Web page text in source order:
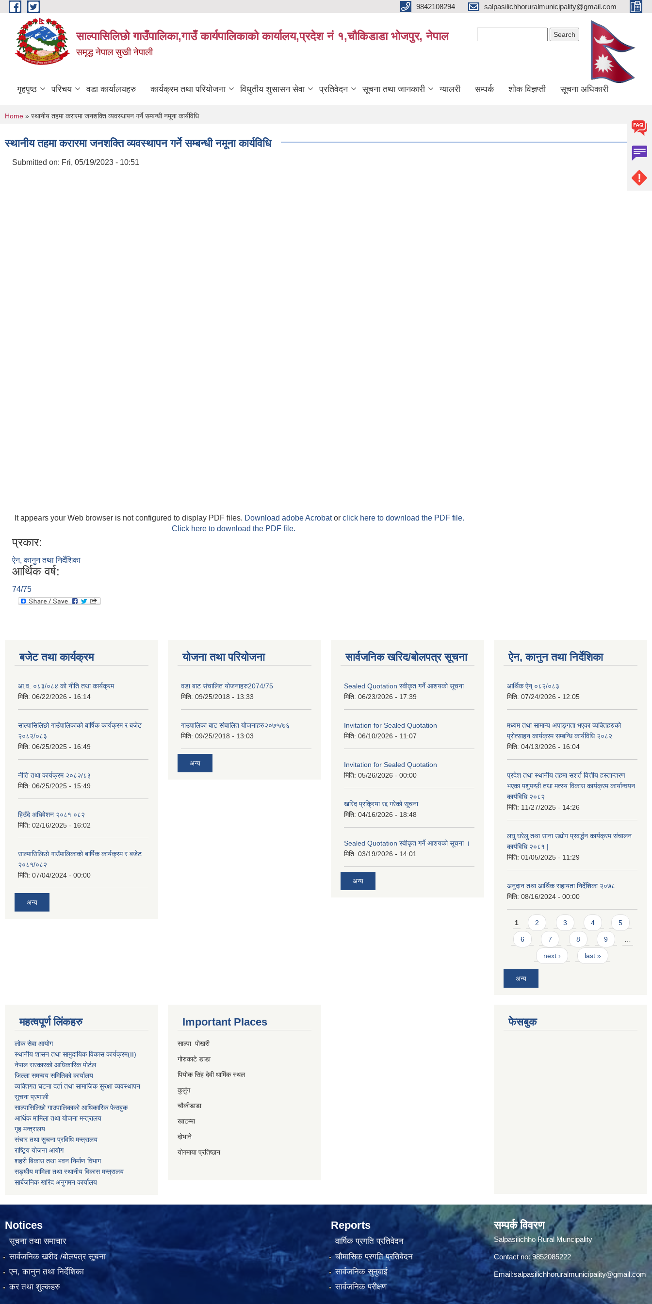
Skip to main content 9842108294 salpasilichhoruralmunicipality@gmail.com
साल्पासिलिछो गाउँपालिका,गाउँ कार्यपालिकाको कार्यालय,प्रदेश नं १,चौकिडाडा भोजपुर, नेपाल
समृद्ध नेपाल सुखी नेपाली
गृहपृष्ठ परिचय वडा कार्यालयहरु कार्यक्रम तथा परियोजना विधुतीय शुसासन सेवा प्रतिवेदन सूचना तथा जानकारी ग्यालरी सम्पर्क शोक विज्ञप्ती सूचना अधिकारी
You are here
Home » स्थानीय तहमा करारमा जनशक्ति व्यवस्थापन गर्ने सम्बन्धी नमूना कार्यविधि
स्थानीय तहमा करारमा जनशक्ति व्यवस्थापन गर्ने सम्बन्धी नमूना कार्यविधि
Submitted on: Fri, 05/19/2023 - 10:51
It appears your Web browser is not configured to display PDF files. Download adobe Acrobator click here to download the PDF file.
Click here to download the PDF file.
प्रकार:
ऐन, कानुन तथा निर्देशिका
आर्थिक वर्ष:
74/75
बजेट तथा कार्यक्रम
आ.व. ०८३/०८४ को नीति तथा कार्यक्रम
मिति: 06/22/2026 - 16:14
साल्पासिलिछो गाउँपालिकाको बार्षिक कार्यक्रम र बजेट
२०८२/०८३
मिति: 06/25/2025 - 16:49
नीति तथा कार्यक्रम २०८२/८३
मिति: 06/25/2025 - 15:49
हिउँदे अधिवेशन २०८१ ०८२
मिति: 02/16/2025 - 16:02
साल्पासिलिछो गाउँपालिकाको बार्षिक कार्यक्रम र बजेट
२०८१/०८२
मिति: 07/04/2024 - 00:00
अन्य
योजना तथा परियोजना
वडा बाट संचालित योजनाहरु2074/75
मिति: 09/25/2018 - 13:33
गाउपालिका बाट संचालित योजनाहरु२०७५/७६
मिति: 09/25/2018 - 13:03
अन्य
सार्वजनिक खरिद/बोलपत्र सूचना
Sealed Quotation स्वीकृत गर्ने आशयको सूचना
मिति: 06/23/2026 - 17:39
Invitation for Sealed Quotation
मिति: 06/10/2026 - 11:07
Invitation for Sealed Quotation
मिति: 05/26/2026 - 00:00
खरिद प्रक्रिया रद्द गरेको सूचना
मिति: 04/16/2026 - 18:48
Sealed Quotation स्वीकृत गर्ने आशयको सूचना ।
मिति: 03/19/2026 - 14:01
अन्य
ऐन, कानुन तथा निर्देशिका
आर्थिक ऐन् ०८२/०८३
मिति: 07/24/2026 - 12:05
मध्यम तथा सामान्य अपाङ्गता भएका व्यक्तिहरुको
प्रोत्साहन कार्यक्रम सम्बन्धि कार्यविधि २०८२
मिति: 04/13/2026 - 16:04
प्रदेश तथा स्थानीय तहमा सशर्त वित्तीय हस्तान्तरण
भएका पशुपन्छी तथा मत्स्य विकास कार्यक्रम कार्यान्वयन
कार्यविधि २०८२
मिति: 11/27/2025 - 14:26
लघु घरेलु तथा साना उद्योग प्रवर्द्धन कार्यक्रम संचालन
कार्यविधि २०८१ |
मिति: 01/05/2025 - 11:29
अनुदान तथा आर्थिक सहायता निर्देशिका २०७८
मिति: 08/16/2024 - 00:00
Pages
1 2 3 4 5
6 7 8 9 …
next › last »
अन्य
महत्वपूर्ण लिंकहरु
लोक सेवा आयोग
स्थानीय शासन तथा सामुदायिक विकास कार्यक्रम(II)
नेपाल सरकारको आधिकारिक पोर्टल
जिल्ला समन्वय समितिको कार्यालय
व्यक्तिगत घटना दर्ता तथा सामाजिक सुरक्षा व्यवस्थापन
सुचना प्रणाली
साल्पासिलिछो गाउपालिकाको आधिकारिक फेसबुक
आर्थिक मामिला तथा योजना मन्त्रालय
गृह मन्त्रालय
संचार तथा सुचना प्रविधि मन्त्रालय
राष्टि्ृय योजना आयोग
शहरी बिकास तथा भवन निर्माण विभाग
सङ्घीय मामिला तथा स्थानीय विकास मन्त्रालय
सार्बजनिक खरिद अनुगमन कार्यालय
Important Places
साल्पा पोखरी
गोरुकाटे डाडा
पियोक सिंह देवी धार्मिक स्थल
कुलुंग
चौकीडाडा
खाटम्मा
दोभाने
योगमाया प्रतिष्ठान
फेसबुक
Notices
सूचना तथा समाचार
सार्वजनिक खरीद /बोलपत्र सूचना
एन, कानुन तथा निर्देशिका
कर तथा शुल्कहरु
Reports
वार्षिक प्रगति प्रतिवेदन
चौमासिक प्रगति प्रतिवेदन
सार्वजनिक सुनुवाई
सार्वजनिक परीक्षण
सम्पर्क विवरण
Salpasilichho Rural Muncipality
Contact no: 9852085222
Email:salpasilichhoruralmunicipality@gmail.com